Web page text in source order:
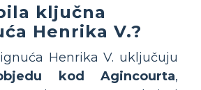
ključna
Henrika V.?
Henrika V. uključuju
kod Agincourta,